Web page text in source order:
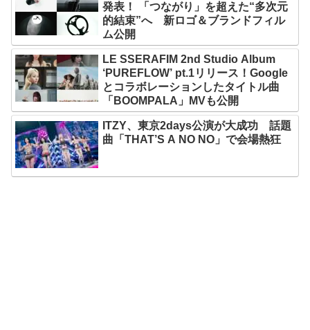
発表！ 「つながり」を超えた“多次元
的結束”へ 新ロゴ＆ブランドフィル
ム公開
LE SSERAFIM 2nd Studio Album
‘PUREFLOW’ pt.1リリース！Google
とコラボレーションしたタイトル曲
「BOOMPALA」MVも公開
ITZY、東京2days公演が大成功 話題
曲「THAT’S A NO NO」で会場熱狂